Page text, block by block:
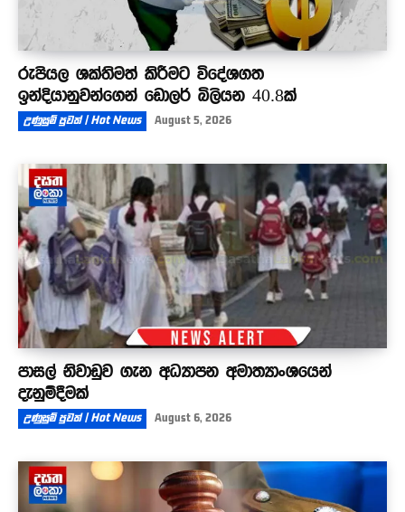
රුපියල ශක්තිමත් කිරීමට විදේශගත
ඉන්දියානුවන්ගෙන් ඩොලර් බිලියන 40.8ක්
උණුසුම් පුවත් | Hot News August 5, 2026
පාසල් නිවාඩුව ගැන අධ්‍යාපන අමාත්‍යාංශයෙන්
දැනුම්දීමක්
උණුසුම් පුවත් | Hot News August 6, 2026